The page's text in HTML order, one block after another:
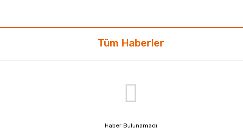
Tüm Haberler
Haber Bulunamadı